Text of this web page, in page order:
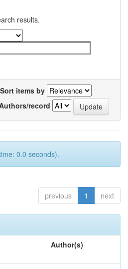
results.
Sort items by
record
0.0 seconds).
previous 1 next
Author(s)